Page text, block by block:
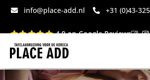
info@place-add.nl +31 (0)43-
4.9 op Google Reviews
Menukaarten